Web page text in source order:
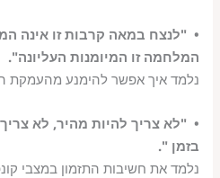
• "לנצח במאה קרבות זו אינה
המלחמה זו המיומנות העליונה".
נלמד איך אפשר להימנע מהעמקת
• "לא צריך להיות מהיר, לא
בזמן ".
נלמד את חשיבות התזמון במצבי